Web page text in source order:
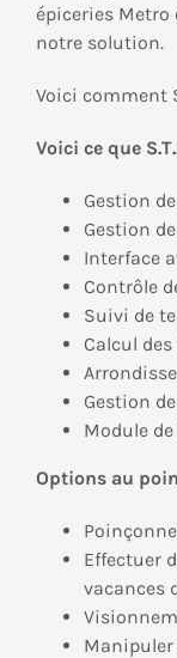
épiceries
notre solution.
Voici comment
Voici ce que
Gestion
Gestion
Interface
Contrôle
Suivi de
Calcul
Gestion
Module
Options au
Effectuer
vacances
Manipuler